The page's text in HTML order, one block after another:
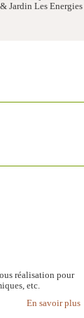
Les
réalisation pour
etc.
En savoir plus